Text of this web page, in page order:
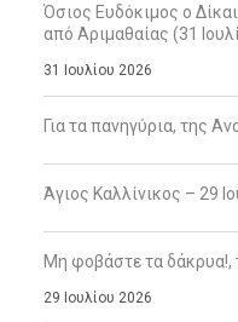
Όσιος Ευδόκιμος ο
από Αριμαθαίας (31
31 Ιουλίου 2026
Για τα πανηγύρια, της
Άγιος Καλλίνικος – 29
Μη φοβάστε τα
29 Ιουλίου 2026